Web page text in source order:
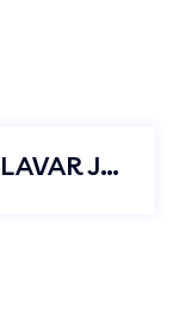
TORNEIRA S/D MAQUINA LAVAR JUNIOR C23